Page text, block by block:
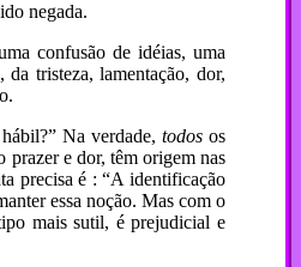
negada.
confusão de idéias, uma
tristeza, lamentação, dor,
Na verdade, todos os
prazer e dor, têm origem nas
precisa é : “A identificação
essa noção. Mas com o
mais sutil, é prejudicial e